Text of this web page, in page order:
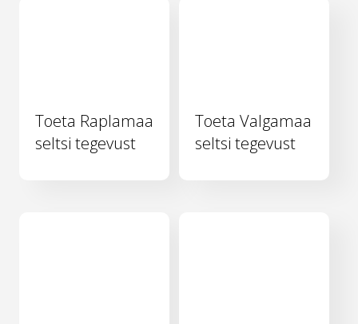
Toeta Raplamaa
seltsi tegevust
Toeta Valgamaa
seltsi tegevust